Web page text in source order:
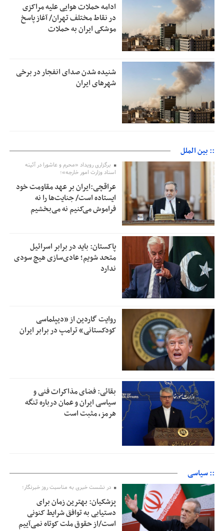
ادامه حملات هوایی علیه مراکزی
در نقاط مختلف تهران/ آغاز پاسخ
موشکی ایران به حملات
شنیده شدن صدای انفجار در برخی
شهرهای ایران
:: بین الملل
برگزاری رویداد «محرم و عاشورا در آئینه
اسناد وزارت امور خارجه»؛
عراقچی:ایران بر عهد مقاومت خود
ایستاده است/ جنایت‌ها را نه
فراموش می‌کنیم نه می‌بخشیم
پاکستان: باید در برابر اسرائیل
متحد شویم؛ عادی‌سازی هیچ سودی
ندارد
روایت گاردین از «دیپلماسی
کودکستانی» ترامپ در برابر ایران
بقائی: فضای مذاکرات فنی و
سیاسی ایران و عمان درباره تنگه
هرمز، مثبت است
:: سیاسی
در نشست خبری به مناسبت روز خبرنگار؛
پزشکیان‌: بهترین زمان برای
دستیابی به توافق شرایط کنونی
است/از حقوق ملت کوتاه نمی‌آییم